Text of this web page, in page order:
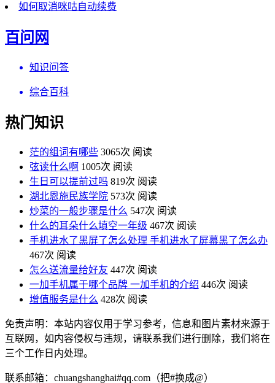
如何取消咪咕自动续费
百问网
知识问答
综合百科
热门知识
茫的组词有哪些 3065次 阅读
弦读什么啊 1005次 阅读
生日可以提前过吗 819次 阅读
湖北恩施民族学院 573次 阅读
炒菜的一般步骤是什么 547次 阅读
什么的耳朵什么填空一年级 467次 阅读
手机进水了黑屏了怎么处理 手机进水了屏幕黑了怎么办
467次 阅读
怎么送流量给好友 447次 阅读
一加手机属于哪个品牌 一加手机的介绍 446次 阅读
增值服务是什么 428次 阅读
免责声明：本站内容仅用于学习参考，信息和图片素材来源于
互联网，如内容侵权与违规，请联系我们进行删除，我们将在
三个工作日内处理。
联系邮箱：chuangshanghai#qq.com（把#换成@）